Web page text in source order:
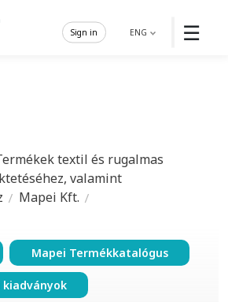
☰
ENG
Sign in
textil és rugalmas
valamint
Mapei Kft.
Mapei Termékkatalógus
kiadványok